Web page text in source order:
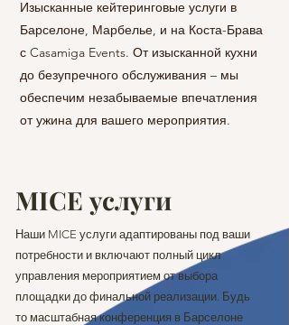
Изысканные кейтеринговые услуги в
Барселоне, Марбелье, и на Коста-Брава
с Casamiga Events. От изысканной кухни
до безупречного обслуживания – мы
обеспечим незабываемые впечатления
от ужина для вашего мероприятия.
MICE услуги
Наши MICE услуги адаптированы под ваши
потребности и включают полный цикл
управления мероприятием от выбора
площадки до финальной реализации. Будь
то масштабная конференция в Барселоне